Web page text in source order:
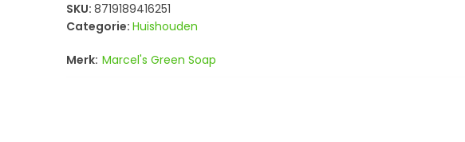
SKU: 8719189416251
Categorie: Huishouden
Marcel's Green Soap